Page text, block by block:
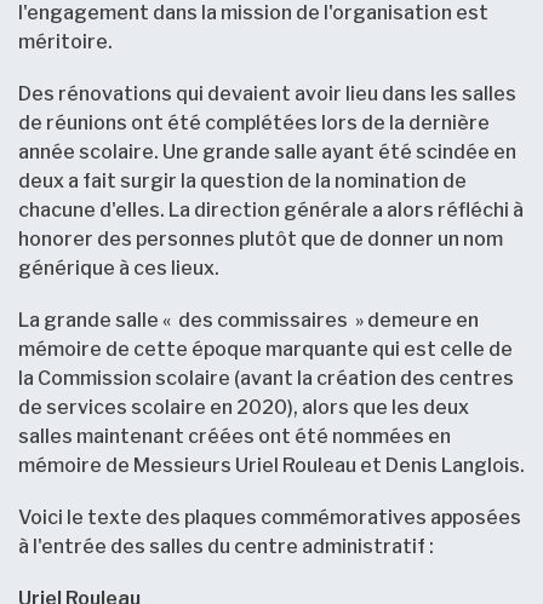
l'engagement dans la mission de l'organisation est
méritoire.
Des rénovations qui devaient avoir lieu dans les salles
de réunions ont été complétées lors de la dernière
année scolaire. Une grande salle ayant été scindée en
deux a fait surgir la question de la nomination de
chacune d'elles. La direction générale a alors réfléchi à
honorer des personnes plutôt que de donner un nom
générique à ces lieux.
La grande salle « des commissaires » demeure en
mémoire de cette époque marquante qui est celle de
la Commission scolaire (avant la création des centres
de services scolaire en 2020), alors que les deux
salles maintenant créées ont été nommées en
mémoire de Messieurs Uriel Rouleau et Denis Langlois.
Voici le texte des plaques commémoratives apposées
à l'entrée des salles du centre administratif :
Uriel Rouleau